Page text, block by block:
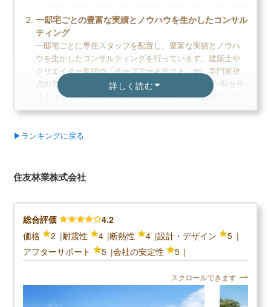
詳しく読む
一邸宅ごとの豊富な実績とノウハウを生かしたコンサル
ティング
一邸宅ごとに専任スタッフを配置し、豊富な実績とノウハ
ウを生かしたコンサルティングを行っています。建築士や
クリエイター集団の「チーフアーキテクト」が、専門家視
点のアドバイスでオーナーと共に世界でただ1つの一邸を作
り上げます。理想の暮らしを実現するためのきめ細かいサ
ポートが魅力です。
手厚いアフターケアで安心の定期点検
年・2年・5年・10 年・15年・20年・25年に点検を実施して
＼積水ハウスの口コミ評判／
口コミ評判平均 4.3 (10件)
▶ランキングに戻る
住友林業株式会社
総合評価
4.2
価格
2 耐震性 4 断熱性 4 設計・デザイン
5
アフターサポート
5 会社の安定性 5
スクロールできます